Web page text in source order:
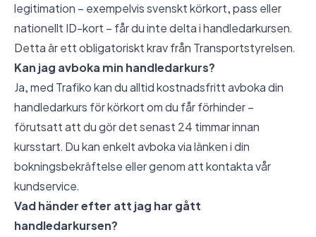
legitimation – exempelvis svenskt körkort, pass eller
nationellt ID-kort – får du inte delta i handledarkursen.
Detta är ett obligatoriskt krav från Transportstyrelsen.
Kan jag avboka min handledarkurs?
Ja, med Trafiko kan du alltid kostnadsfritt avboka din
handledarkurs för körkort om du får förhinder –
förutsatt att du gör det senast 24 timmar innan
kursstart. Du kan enkelt avboka via länken i din
bokningsbekräftelse eller genom att kontakta vår
kundservice.
Vad händer efter att jag har gått
handledarkursen?